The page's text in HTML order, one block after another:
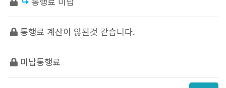
통행료 계산이 않된것 같습니다.
미납통행료